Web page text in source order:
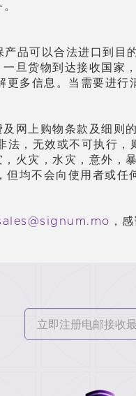
。
品可以合法进口到目
旦货物到达接收国
多信息。当需要进行
及网上 购物条款及 细则 的
法，无效或不可 执 行，
火灾，水灾，意外，暴
但均不会向使用者或任
， 感